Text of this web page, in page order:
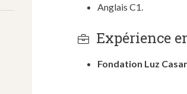
Anglais C1.
Expérience
Fondation Luz